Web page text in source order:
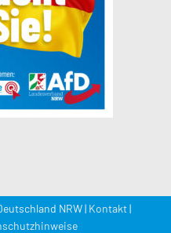
NRW | Kontakt|